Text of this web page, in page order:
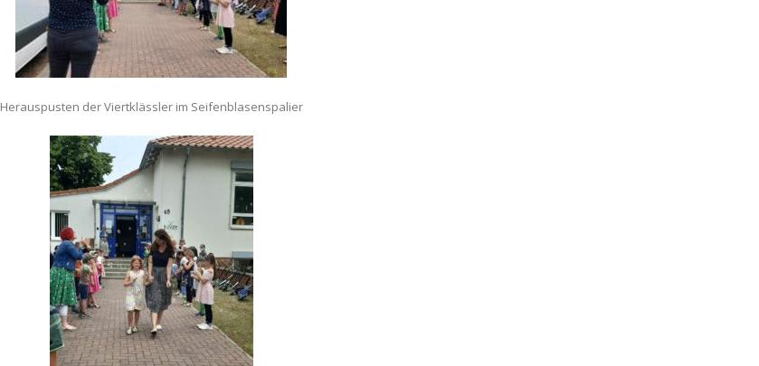
Herauspusten der Viertklässler im Seifenblasenspalier